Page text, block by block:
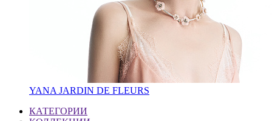
YANA JARDIN DE FLEURS
КАТЕГОРИИ